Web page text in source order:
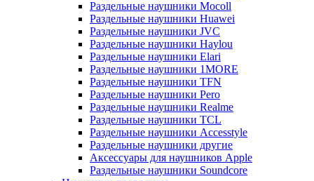
Раздельные наушники Mocoll
Раздельные наушники Huawei
Раздельные наушники JVC
Раздельные наушники Haylou
Раздельные наушники Elari
Раздельные наушники 1MORE
Раздельные наушники TFN
Раздельные наушники Pero
Раздельные наушники Realme
Раздельные наушники TCL
Раздельные наушники Accesstyle
Раздельные наушники другие
Аксессуары для наушников Apple
Раздельные наушники Soundcore